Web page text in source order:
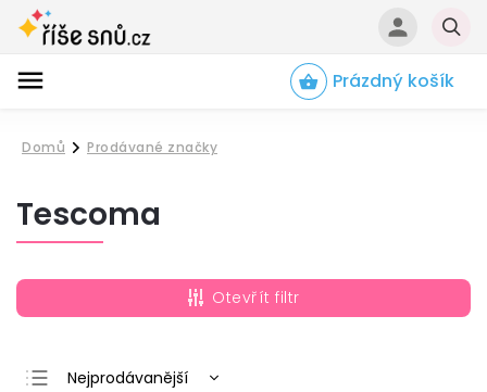
Prázdný košík
Domů
/
Prodávané značky
Tescoma
Otevřít filtr
Nejprodávanější